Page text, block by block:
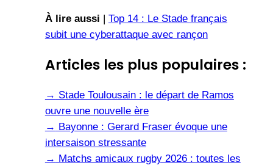
À lire aussi | Top 14 : Le Stade français
subit une cyberattaque avec rançon
Articles les plus populaires :
→ Stade Toulousain : le départ de Ramos
ouvre une nouvelle ère
→ Bayonne : Gerard Fraser évoque une
intersaison stressante
→ Matchs amicaux rugby 2026 : toutes les